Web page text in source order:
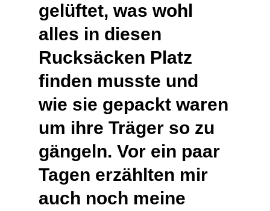
gelüftet, was wohl
alles in diesen
Rucksäcken Platz
finden musste und
wie sie gepackt waren
um ihre Träger so zu
gängeln. Vor ein paar
Tagen erzählten mir
auch noch meine